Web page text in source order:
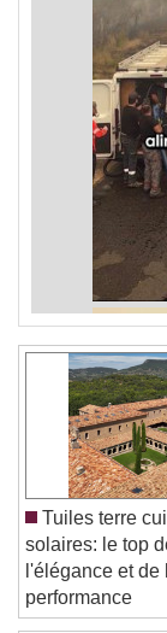
Tuiles terre
solaires: le top
l'élégance et de
performance